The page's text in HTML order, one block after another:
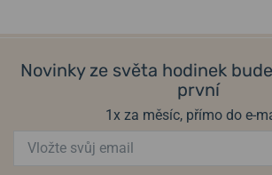
Ceramic
Chrono Bike
Novinky ze světa hodinek
první
1x za měsíc, přímo do e-